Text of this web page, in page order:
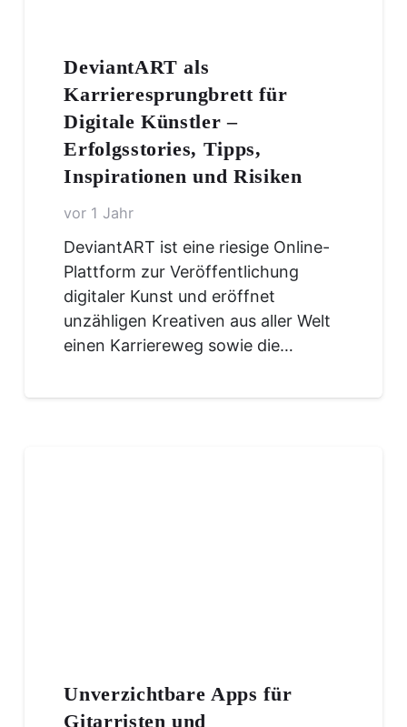
DeviantART als
Karrieresprungbrett für
Digitale Künstler –
Erfolgsstories, Tipps,
Inspirationen und Risiken
vor 1 Jahr
DeviantART ist eine riesige Online-
Plattform zur Veröffentlichung
digitaler Kunst und eröffnet
unzähligen Kreativen aus aller Welt
einen Karriereweg sowie die…
Unverzichtbare Apps für
Gitarristen und